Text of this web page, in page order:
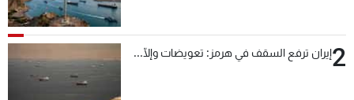
2إيران ترفع السقف في هرمز: تعويضات وإلّا...